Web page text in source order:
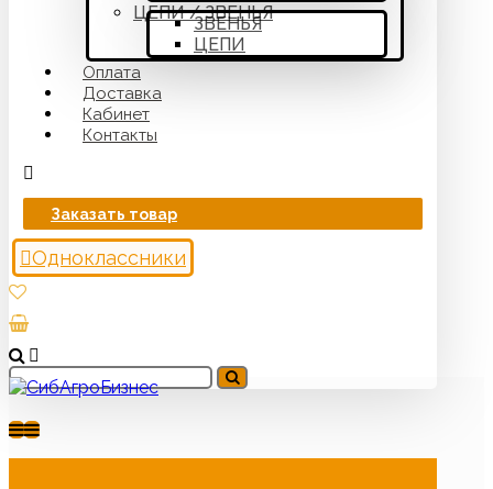
ЦЕПИ / ЗВЕНЬЯ
ЗВЕНЬЯ
ЦЕПИ
Оплата
Доставка
Кабинет
Контакты
Заказать товар
Одноклассники